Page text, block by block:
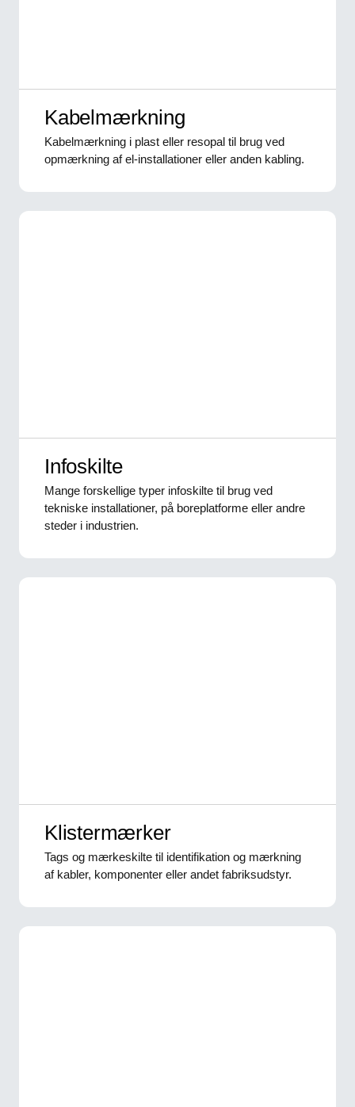
Kabelmærkning
Kabelmærkning i plast eller resopal til brug ved
opmærkning af el-installationer eller anden kabling.
Infoskilte
Mange forskellige typer infoskilte til brug ved
tekniske installationer, på boreplatforme eller andre
steder i industrien.
Klistermærker
Tags og mærkeskilte til identifikation og mærkning
af kabler, komponenter eller andet fabriksudstyr.